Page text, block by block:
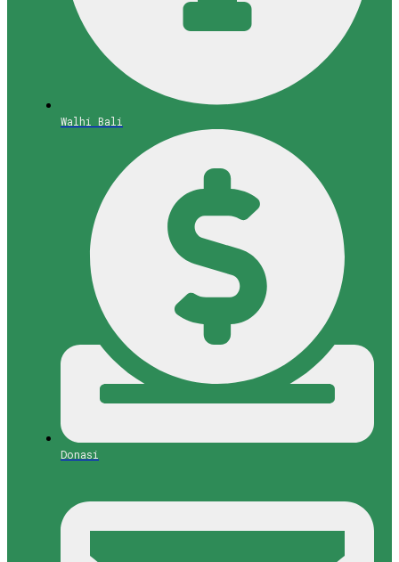
Walhi Bali
Donasi